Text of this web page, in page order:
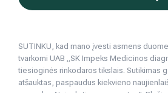
Kas yra echoskopija,
11min. skaitymo
SUTINKU, kad mano įvesti asmens
tvarkomi UAB „SK Impeks Medicinos
tiesioginės rinkodaros tikslais. Sutikimas
atšauktas, paspaudus kiekvieno
Sveikatos klubo narystė
Reabilitacija ir sporto medicina
Pacientams iš užsienio
Duomenų apsauga